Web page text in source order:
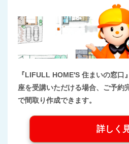
『LIFULL HOME'S 住まいの窓口
座を受講いただける場合、ご予約
で間取り作成できます。
詳しく